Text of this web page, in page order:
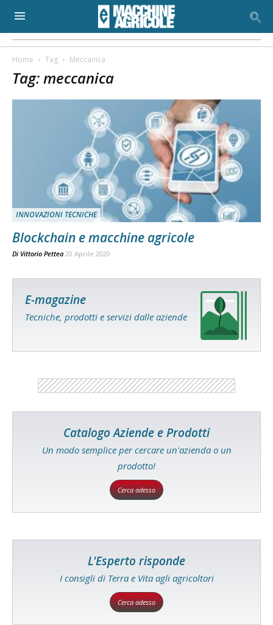
Home Tag Meccanica
Tag: meccanica
INNOVAZIONI TECNICHE
Blockchain e macchine agricole
Di Vittorio Pettea 20 Aprile 2020
E-magazine
Tecniche, prodotti e servizi dalle aziende
Catalogo Aziende e Prodotti
Un modo semplice per cercare un'azienda o un
prodotto!
Cerca adesso
L'Esperto risponde
I consigli di Terra e Vita agli agricoltori
Cerca adesso